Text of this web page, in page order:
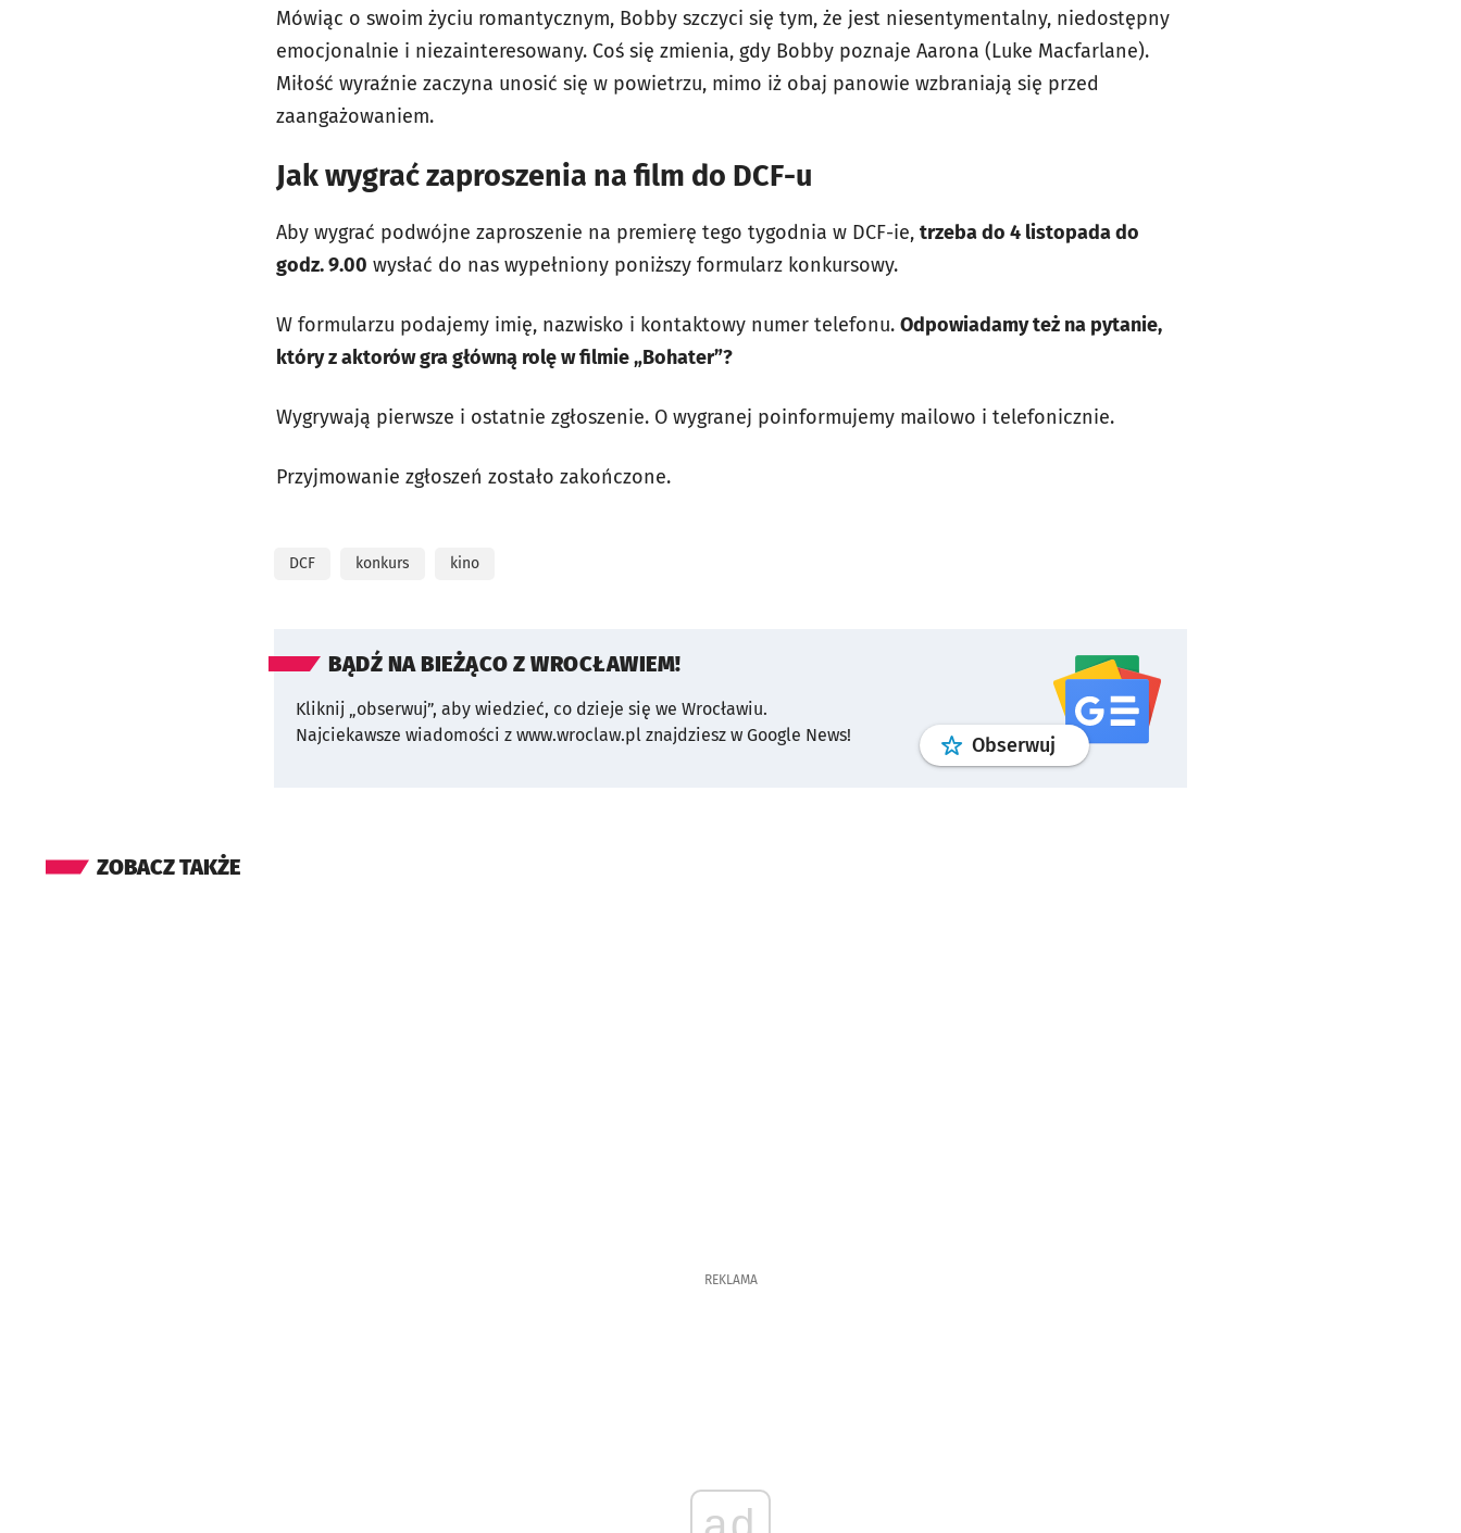
Mówiąc o swoim życiu romantycznym, Bobby szczyci się tym, że jest niesentymentalny, niedostępny
emocjonalnie i niezainteresowany. Coś się zmienia, gdy Bobby poznaje Aarona (Luke Macfarlane).
Miłość wyraźnie zaczyna unosić się w powietrzu, mimo iż obaj panowie wzbraniają się przed
zaangażowaniem.
Jak wygrać zaproszenia na film do DCF-u
Aby wygrać podwójne zaproszenie na premierę tego tygodnia w DCF-ie, trzeba do 4 listopada do
godz. 9.00 wysłać do nas wypełniony poniższy formularz konkursowy.
W formularzu podajemy imię, nazwisko i kontaktowy numer telefonu. Odpowiadamy też na pytanie,
który z aktorów gra główną rolę w filmie „Bohater”?
Wygrywają pierwsze i ostatnie zgłoszenie. O wygranej poinformujemy mailowo i telefonicznie.
Przyjmowanie zgłoszeń zostało zakończone.
DCF konkurs kino
BĄDŹ NA BIEŻĄCO Z WROCŁAWIEM!
Kliknij „obserwuj”, aby wiedzieć, co dzieje się we Wrocławiu.
Najciekawsze wiadomości z www.wroclaw.pl znajdziesz w Google News!
Obserwuj profilgoogle news
ZOBACZ TAKŻE
REKLAMA